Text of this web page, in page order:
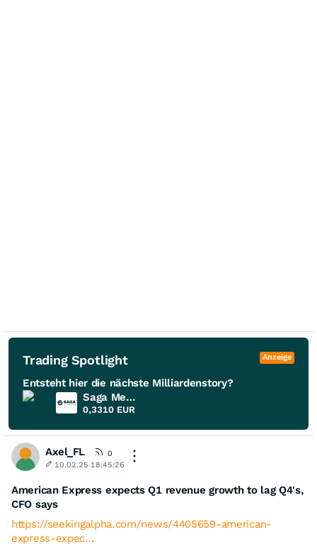
Trading Spotlight Anzeige
Entsteht hier die nächste Milliardenstory?
Saga Metals
0,3310 EUR
Axel_FL
0
10.02.25 18:45:26
American Express expects Q1 revenue growth to lag Q4's,
CFO says
https://seekingalpha.com/news/4405659-american-
express-expec…